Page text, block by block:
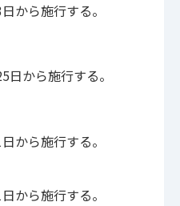
から施行する。
から施行する。
から施行する。
から施行する。